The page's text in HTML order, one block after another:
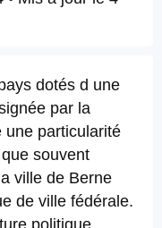
dotés d une
par la
une particularité
souvent
ville de Berne
de ville fédérale.
politique